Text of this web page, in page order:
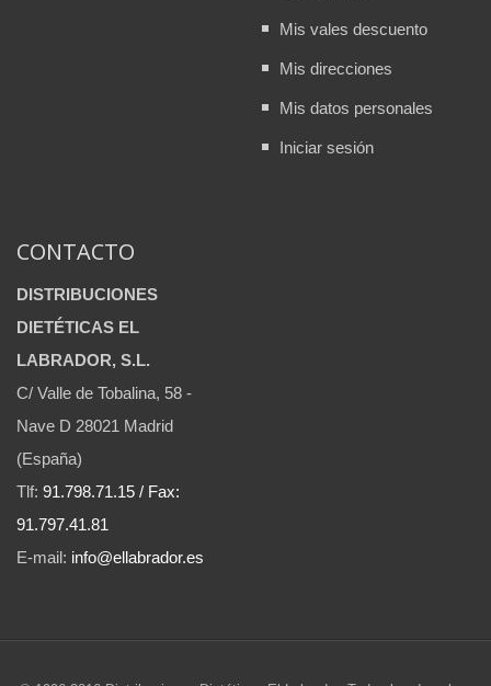
Mis vales descuento
Mis direcciones
Mis datos personales
Iniciar sesión
CONTACTO
DISTRIBUCIONES
DIETÉTICAS EL
LABRADOR, S.L.
C/ Valle de Tobalina, 58 -
Nave D 28021 Madrid
(España)
Tlf: 91.798.71.15 / Fax:
91.797.41.81
E-mail: info@ellabrador.es